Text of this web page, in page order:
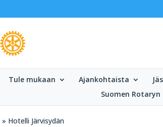
Tule mukaan Ajankohtaista
Suomen
» Hotelli Järvisydän